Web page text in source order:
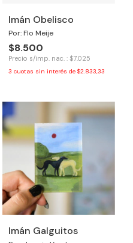
Imán Obelisco
Por: Flo Meije
$8.500
Precio s/imp. nac. : $7.025
3 cuotas sin interés de $2.833,33
Imán Galguitos